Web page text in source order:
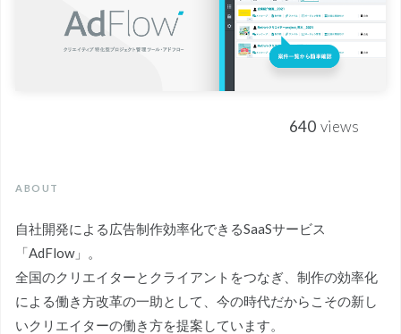
640 views
ABOUT
自社開発による広告制作効率化できるSaaSサービス
「AdFlow」。
全国のクリエイターとクライアントをつなぎ、制作の効率化
による働き方改革の一助として、今の時代だからこその新し
いクリエイターの働き方を提案しています。